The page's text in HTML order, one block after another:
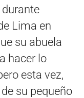
Lima en
su abuela
hacer lo
esta vez,
su pequeño